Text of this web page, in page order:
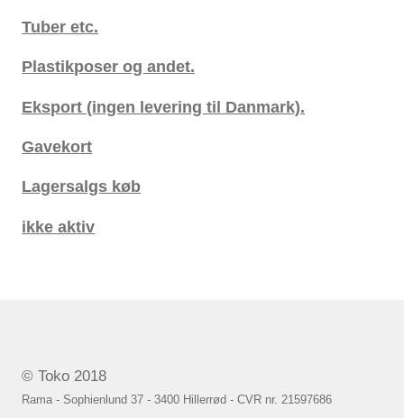
Tuber etc.
Plastikposer og andet.
Eksport (ingen levering til Danmark).
Gavekort
Lagersalgs køb
ikke aktiv
© Toko 2018
Rama - Sophienlund 37 - 3400 Hillerrød - CVR nr. 21597686